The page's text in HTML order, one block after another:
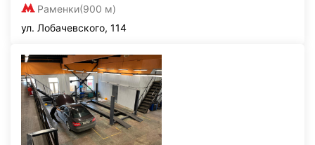
Раменки(900 м)
ул. Лобачевского, 114